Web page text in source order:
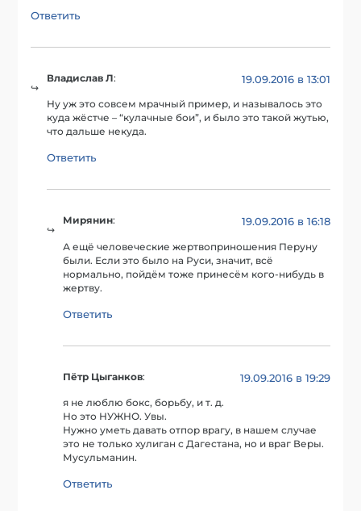
Ответить
Владислав Л: 19.09.2016 в 13:01
Ну уж это совсем мрачный пример, и называлось это
куда жёстче – “кулачные бои”, и было это такой жутью,
что дальше некуда.
Ответить
Мирянин: 19.09.2016 в 16:18
А ещё человеческие жертвоприношения Перуну
были. Если это было на Руси, значит, всё
нормально, пойдём тоже принесём кого-нибудь в
жертву.
Ответить
Пётр Цыганков: 19.09.2016 в 19:29
я не люблю бокс, борьбу, и т. д.
Но это НУЖНО. Увы.
Нужно уметь давать отпор врагу, в нашем случае
это не только хулиган с Дагестана, но и враг Веры.
Мусульманин.
Ответить